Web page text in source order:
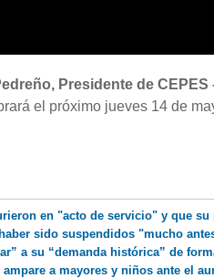
Presidente de CEPES
el próximo jueves 14 de
en "acto de servicio" y que
sido suspendidos "mucho
a su “demanda histórica” de
a mayores y niños ante el